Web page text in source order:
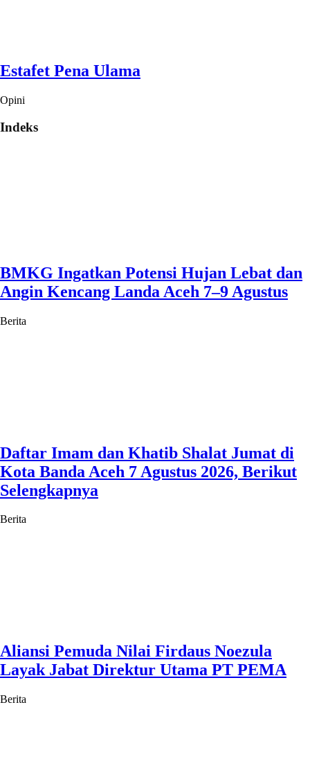
Estafet Pena Ulama
Opini
Indeks
BMKG Ingatkan Potensi Hujan Lebat dan
Angin Kencang Landa Aceh 7–9 Agustus
Berita
Daftar Imam dan Khatib Shalat Jumat di
Kota Banda Aceh 7 Agustus 2026, Berikut
Selengkapnya
Berita
Aliansi Pemuda Nilai Firdaus Noezula
Layak Jabat Direktur Utama PT PEMA
Berita